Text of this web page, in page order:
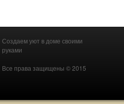
Создаем уют в доме своими
руками
Все права защищены © 2015